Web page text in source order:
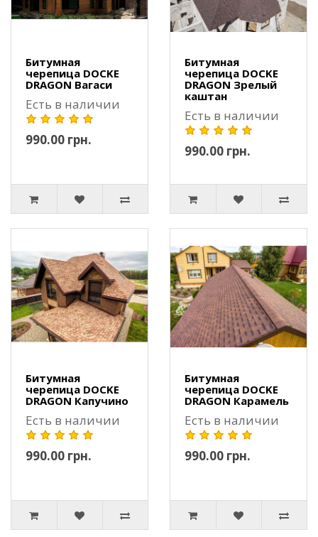
Битумная
черепица DOCKE
DRAGON Вагаси
Есть в наличии
990.00 грн.
Битумная
черепица DOCKE
DRAGON Зрелый
каштан
Есть в наличии
990.00 грн.
Битумная
черепица DOCKE
DRAGON Капучино
Есть в наличии
990.00 грн.
Битумная
черепица DOCKE
DRAGON Карамель
Есть в наличии
990.00 грн.